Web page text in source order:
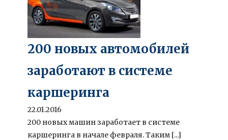
200 новых автомобилей
заработают в системе
каршеринга
22.01.2016
200 новых машин заработает в системе
каршеринга в начале февраля. Таким [...]